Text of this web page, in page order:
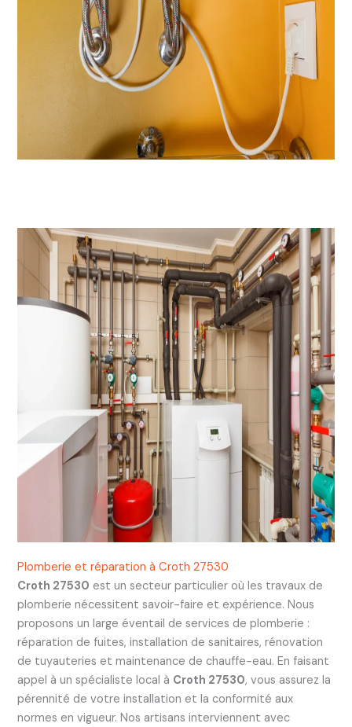
Plomberie et réparation à Croth 27530
Croth 27530 est un secteur particulier où les travaux de
plomberie nécessitent savoir-faire et expérience. Nous
proposons un large éventail de services de plomberie :
réparation de fuites, installation de sanitaires, rénovation
de tuyauteries et maintenance de chauffe-eau. En faisant
appel à un spécialiste local à Croth 27530, vous assurez la
pérennité de votre installation et la conformité aux
normes en vigueur. Nos artisans interviennent avec